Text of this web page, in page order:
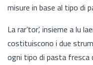
misure in base al tipo di
La rar’tor’, insieme a lu
costituiscono i due
ogni tipo di pasta fresca